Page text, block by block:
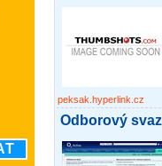
peksak.hyperlink.cz
Odborový